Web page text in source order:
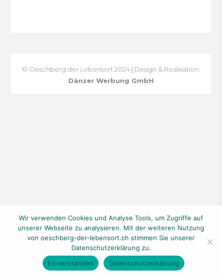
© Oeschberg der Lebensort 2024 | Design & Realisation:
Dänzer Werbung GmbH
Wir verwenden Cookies und Analyse Tools, um Zugriffe auf
unserer Webseite zu analysieren. Mit der weiteren Nutzung
von oeschberg-der-lebensort.ch stimmen Sie unserer
Datenschutzerklärung zu.
Einverstanden
Datenschutzerklärung